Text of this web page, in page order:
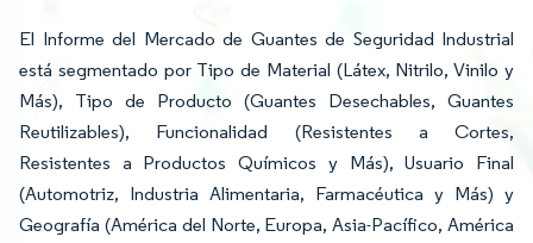
El Informe del Mercado de Guantes de Seguridad Industrial
está segmentado por Tipo de Material (Látex, Nitrilo, Vinilo y
Más), Tipo de Producto (Guantes Desechables, Guantes
Reutilizables), Funcionalidad (Resistentes a Cortes,
Resistentes a Productos Químicos y Más), Usuario Final
(Automotriz, Industria Alimentaria, Farmacéutica y Más) y
Geografía (América del Norte, Europa, Asia-Pacífico, América